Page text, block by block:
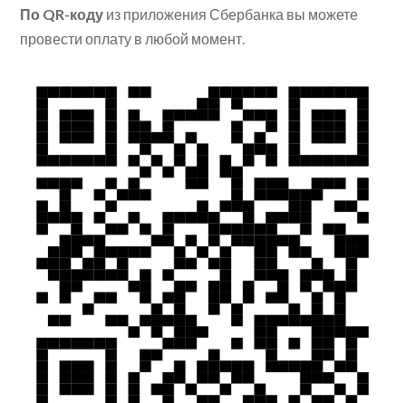
По QR-коду из приложения Сбербанка вы можете
провести оплату в любой момент.